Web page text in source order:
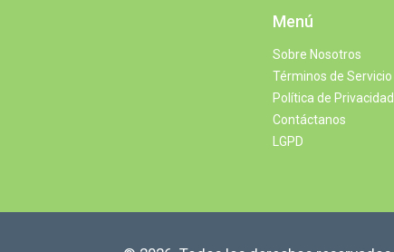
Menú
Sobre Nosotros
Términos de Servicio
Política de Privacidad
Contáctanos
LGPD